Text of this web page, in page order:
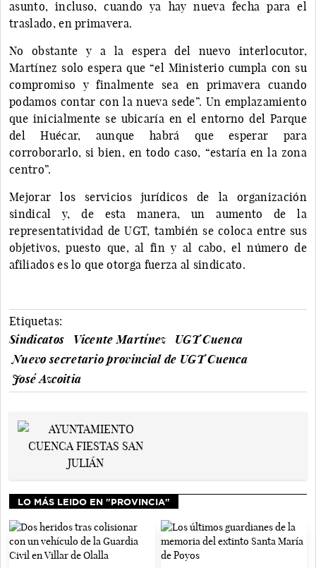
asunto, incluso, cuando ya hay nueva fecha para el
traslado, en primavera.
No obstante y a la espera del nuevo interlocutor,
Martínez solo espera que “el Ministerio cumpla con su
compromiso y finalmente sea en primavera cuando
podamos contar con la nueva sede”. Un emplazamiento
que inicialmente se ubicaría en el entorno del Parque
del Huécar, aunque habrá que esperar para
corroborarlo, si bien, en todo caso, “estaría en la zona
centro”.
Mejorar los servicios jurídicos de la organización
sindical y, de esta manera, un aumento de la
representatividad de UGT, también se coloca entre sus
objetivos, puesto que, al fin y al cabo, el número de
afiliados es lo que otorga fuerza al sindicato.
Etiquetas:
Sindicatos
Vicente Martínez
UGT Cuenca
Nuevo secretario provincial de UGT Cuenca
José Azcoitia
LO MÁS LEIDO EN "PROVINCIA"